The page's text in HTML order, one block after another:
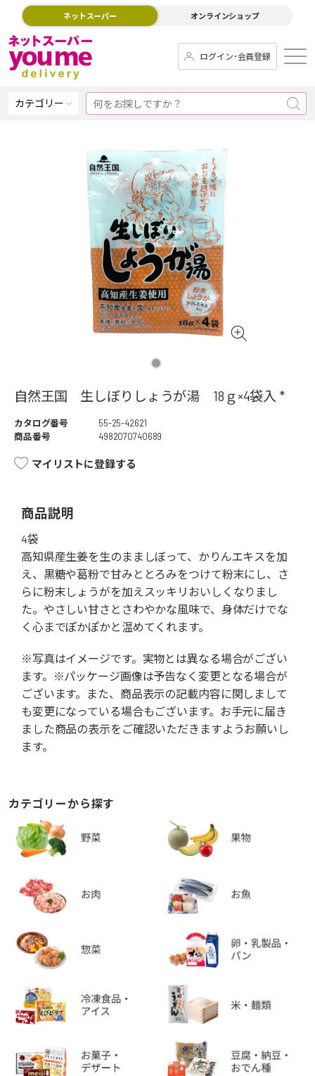
ネットスーパー オンラインショップ
ログイン･会員登録
カテゴリー
自然王国 生しぼりしょうが湯 18ｇ×4袋入 *
カタログ番号
55-25-42621
商品番号
4982070740689
マイリストに登録する
商品説明
4袋
高知県産生姜を生のまましぼって、かりんエキスを加
え、黒糖や葛粉で甘みととろみをつけて粉末にし、さ
らに粉末しょうがを加えスッキリおいしくなりまし
た。やさしい甘さとさわやかな風味で、身体だけでな
く心までぽかぽかと温めてくれます。
※写真はイメージです。実物とは異なる場合がござい
ます。※パッケージ画像は予告なく変更となる場合が
ございます。また、商品表示の記載内容に関しまして
も変更になっている場合もございます。お手元に届き
ました商品の表示をご確認いただきますようお願いし
ます。
カテゴリーから探す